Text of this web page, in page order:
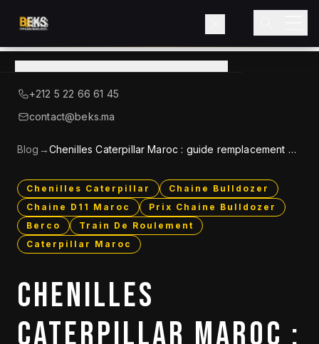
LIEBHERR — DISTRIBUTEUR OFFICIEL
Produits
Services
Secteurs
Contact
+212 5 22 66 61 45
contact@beks.ma
Blog →Chenilles Caterpillar Maroc : guide remplacement D6
Chenilles Caterpillar
Chaine Bulldozer
Chaine D11 Maroc
Prix Chaine Bulldozer
Berco
Train De Roulement
Caterpillar Maroc
CHENILLES
CATERPILLAR MAROC :